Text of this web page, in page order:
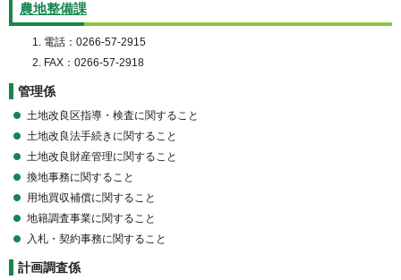
農地整備課
電話：0266-57-2915
FAX：0266-57-2918
管理係
土地改良区指導・検査に関すること
土地改良法手続きに関すること
土地改良財産管理に関すること
換地事務に関すること
用地買収補償に関すること
地籍調査事業に関すること
入札・契約事務に関すること
計画調査係